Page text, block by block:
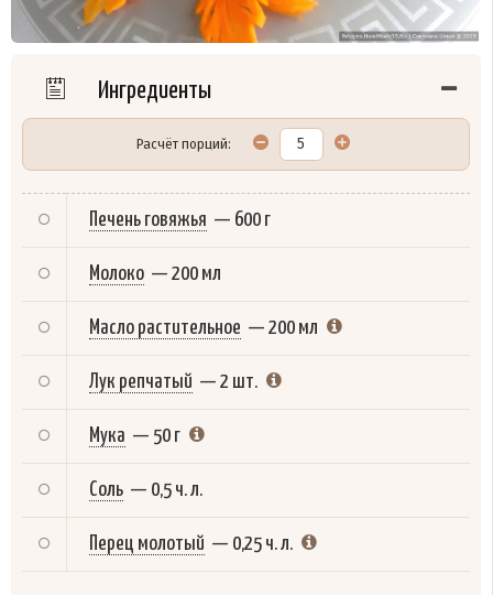
Ингредиенты
Расчёт порций:
Печень говяжья — 600 г
Молоко — 200 мл
Масло растительное — 200 мл
Лук репчатый — 2 шт.
Мука — 50 г
Соль — 0,5 ч. л.
Перец молотый — 0,25 ч. л.